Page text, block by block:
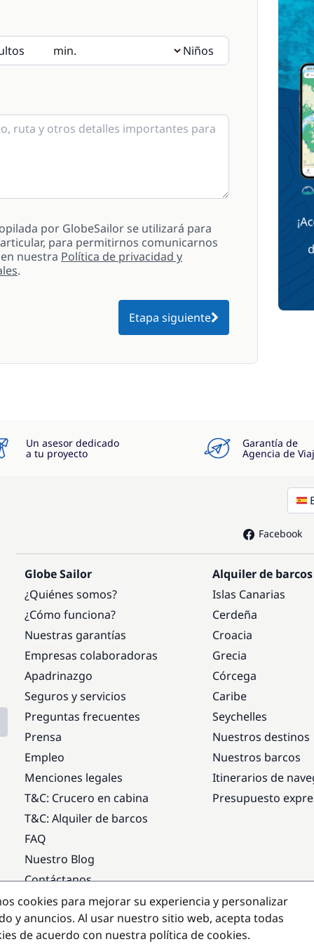
Niños
por GlobeSailor se utilizará para
para permitirnos comunicarnos
nuestra Política de privacidad y
.
Etapa siguiente
Un asesor dedicado
a tu proyecto
Garantía de
Agencia de
Facebook
Globe Sailor
¿Quiénes somos?
¿Cómo funciona?
Nuestras garantías
Empresas colaboradoras
Apadrinazgo
Seguros y servicios
Preguntas frecuentes
Prensa
Empleo
Menciones legales
T&C: Crucero en cabina
T&C: Alquiler de barcos
FAQ
Nuestro Blog
Contáctanos
Alquiler de barcos
Islas Canarias
Cerdeña
Croacia
Grecia
Córcega
Caribe
Seychelles
Nuestros destinos
Nuestros barcos
Itinerarios de
Presupuesto
Destinos populares
cookies para mejorar su experiencia y personalizar
y anuncios. Al usar nuestro sitio web, acepta todas
de acuerdo con nuestra política de cookies.